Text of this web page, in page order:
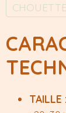
CHOUETTE
TAILLE :